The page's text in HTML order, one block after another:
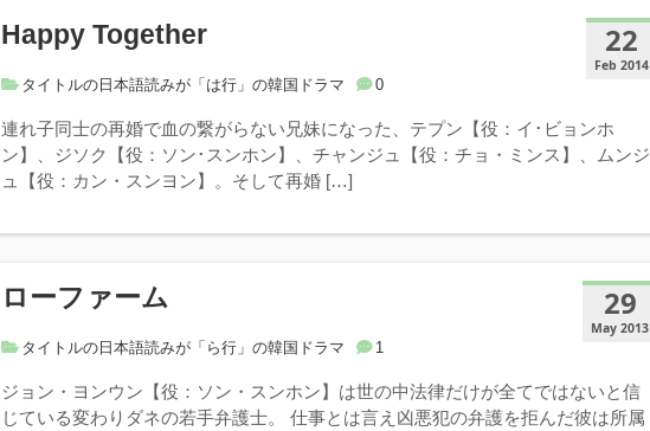
22
Feb 2014
Happy Together
タイトルの日本語読みが「は行」の韓国ドラマ 0
連れ子同士の再婚で血の繋がらない兄妹になった、テプン【役：イ･ビョンホ
ン】、ジソク【役：ソン･スンホン】、チャンジュ【役：チョ・ミンス】、ムンジ
ュ【役：カン・スンヨン】。そして再婚 […]
29
May 2013
ローファーム
タイトルの日本語読みが「ら行」の韓国ドラマ 1
ジョン・ヨンウン【役：ソン・スンホン】は世の中法律だけが全てではないと信
じている変わりダネの若手弁護士。 仕事とは言え凶悪犯の弁護を拒んだ彼は所属